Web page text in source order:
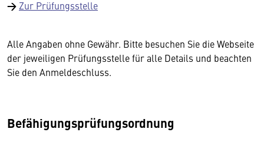
→ Zur Prüfungsstelle
Alle Angaben ohne Gewähr. Bitte besuchen Sie die Webseite
der jeweiligen Prüfungsstelle für alle Details und beachten
Sie den Anmeldeschluss.
Befähigungsprüfungsordnung